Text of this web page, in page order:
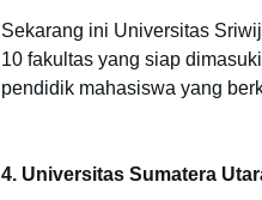
Sekarang ini Universitas
10 fakultas yang siap
pendidik mahasiswa yang
4. Universitas Sumatera